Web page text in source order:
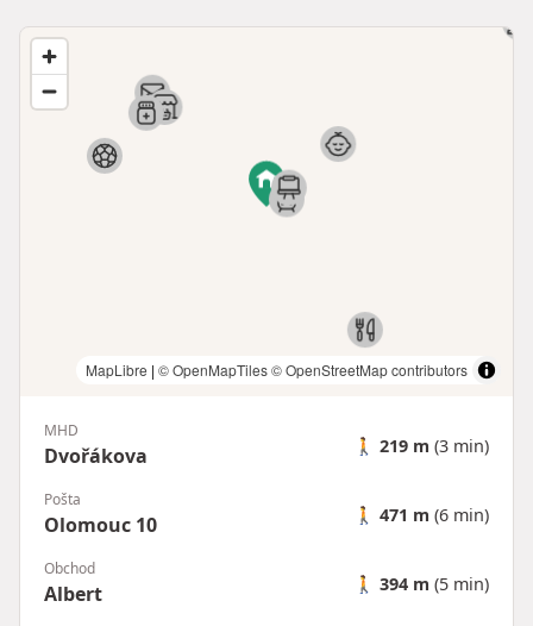
MapLibre | © OpenMapTiles© OpenStreetMap contributors
MHD
Dvořákova 🚶 219 m (3 min)
Pošta
Olomouc 10 🚶 471 m (6 min)
Obchod
Albert 🚶 394 m (5 min)